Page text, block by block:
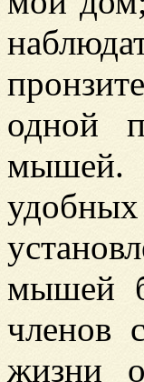
одной
мышей.
мышей
членов
жизни